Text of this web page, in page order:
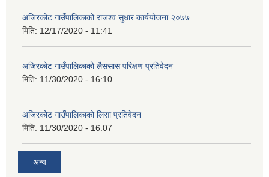
अजिरकोट गाउँपालिकाको राजश्व सुधार कार्ययोजना २०७७
मिति: 12/17/2020 - 11:41
अजिरकोट गाउँपालिकाको लैससास परिक्षण प्रतिवेदन
मिति: 11/30/2020 - 16:10
अजिरकोट गाउँपालिकाको लिसा प्रतिवेदन
मिति: 11/30/2020 - 16:07
अन्य